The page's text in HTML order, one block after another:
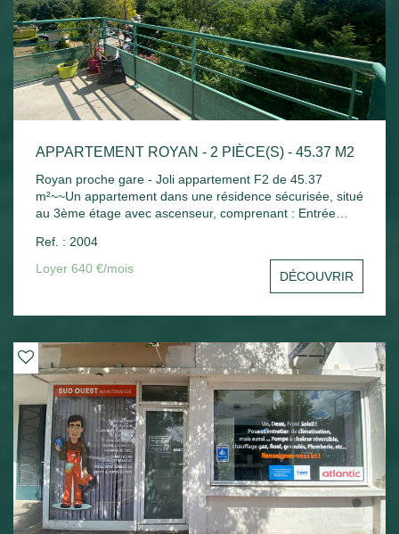
APPARTEMENT ROYAN - 2 PIÈCE(S) - 45.37 M2
Royan proche gare - Joli appartement F2 de 45.37
m²~~Un appartement dans une résidence sécurisée, situé
au 3ème étage avec ascenseur, comprenant : Entrée
cuisine aménagée, une chambre avec placard, salle de
bains, wc indépendant. Chauffage électrique - Une place
Ref. : 2004
Loyer 640 €/mois
DÉCOUVRIR